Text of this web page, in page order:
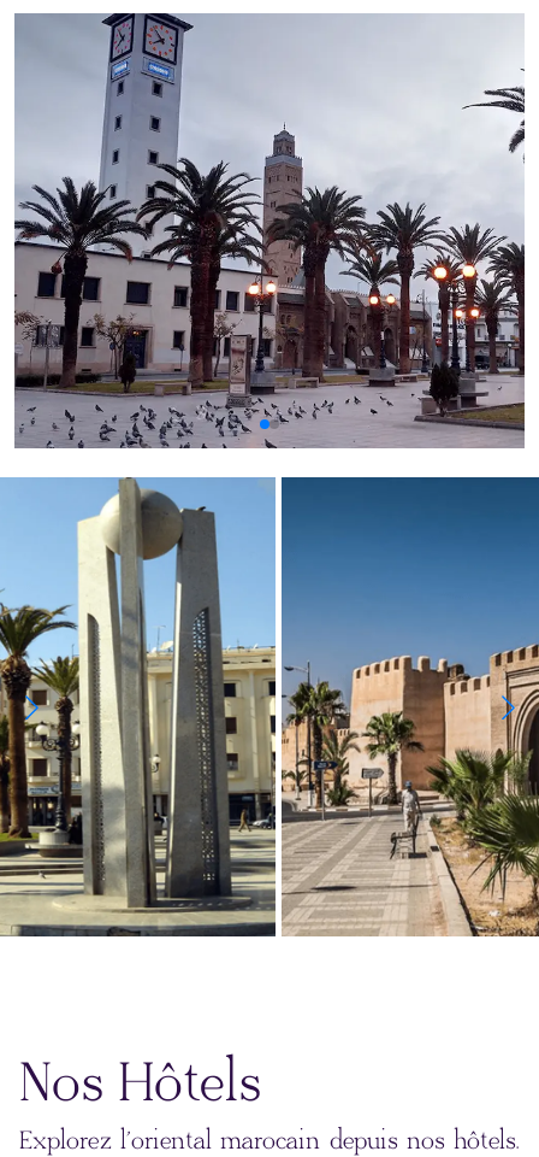
Nos Hôtels
Explorez l’oriental marocain depuis nos hôtels.